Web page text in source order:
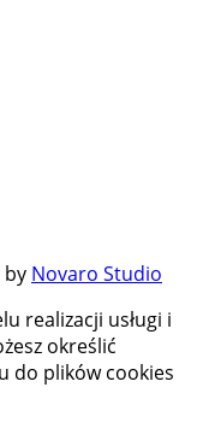
by Novaro Studio
realizacji usługi i
określić
do plików cookies